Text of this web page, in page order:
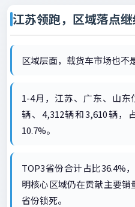
江苏领跑，区域落点
区域层面，载货车市场也不
1-4月，江苏、广东、山
辆、4,312辆和3,610辆，
10.7%。
TOP3省份合计占比36.4%
明核心区域仍在贡献主要
省份锁死。